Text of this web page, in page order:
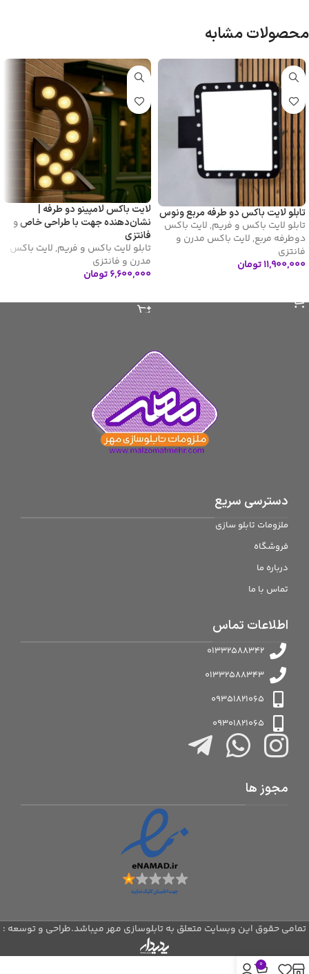
محصولات مشابه
تابلو لایت باکس دو طرفه مربع ونوس
تابلو لایت باکس و فریم, لایت باکس
دوطرفه مربع, لایت باکس مدرن و
فانتزی
۱۱,۹۰۰,۰۰۰تومان
لایت باکس لامپینو دو طرفه |
نشان‌دهنده جهت با طراحی خاص و
فانتزی
تابلو لایت باکس و فریم, لایت باکس
مدرن و فانتزی
۶,۶۰۰,۰۰۰تومان
دسترسی سریع
ملزومات تابلو سازی
فروشگاه
درباره ما
تماس با ما
اطلاعات تماس
01332588342
01332588343
09351821065
09301821065
مجوز ها
تمامی حقوق این وبسایت متعلق به تابلوسازی مهر میباشد.طراحی و توسعه :
0